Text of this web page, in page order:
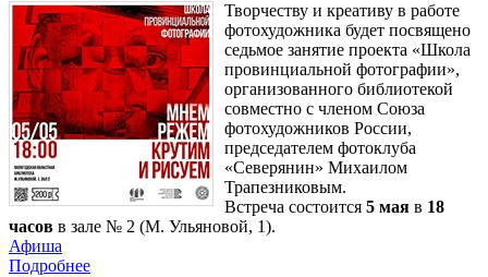
Творчеству и креативу в работе
фотохудожника будет посвящено
седьмое занятие проекта «Школа
провинциальной фотографии»,
организованного библиотекой
совместно с членом Союза
фотохудожников России,
председателем фотоклуба
«Северянин» Михаилом
Трапезниковым.
Встреча состоится 5 мая в 18
часов в зале № 2 (М. Ульяновой, 1).
Афиша
Подробнее